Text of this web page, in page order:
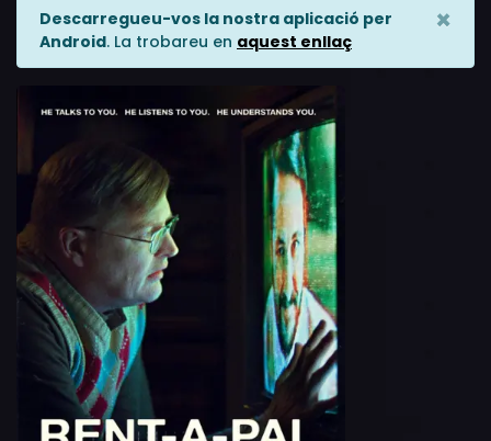
Descarregueu-vos la nostra aplicació per
Android. La trobareu en aquest enllaç
×